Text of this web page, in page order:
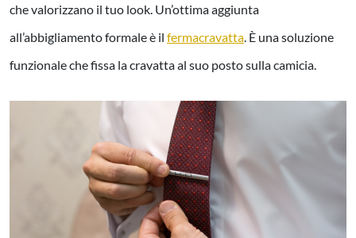
che valorizzano il tuo look. Un’ottima aggiunta
all’abbigliamento formale è il fermacravatta. È una soluzione
funzionale che fissa la cravatta al suo posto sulla camicia.